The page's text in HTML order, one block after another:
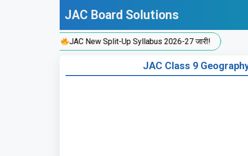
JAC Board Solutions
JAC New Split-Up Syllabus 2026-27 जारी!
JAC Class 9